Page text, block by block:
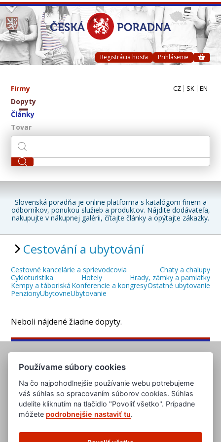
Registrácia hosťa Prihlásenie
Firmy
Dopyty
Články
Tovar
CZ SK EN
Slovenská poradňa je online platforma s katalógom firiem a
odborníkov, ponukou služieb a produktov. Nájdite dodávateľa,
nakupujte v nákupnej galérii, čítajte články a opýtajte zákazky.
Cestování a ubytování
Cestovné kancelárie a sprievodcovia
Chaty a chalupy
Cykloturistika
Hotely
Hrady, zámky a pamiatky
Kempy a táboriská Konferencie a kongresyOstatné ubytovanie
PenzionyUbytovneUbytovanie
Neboli nájdené žiadne dopyty.
www.evropska-databanka.cz
www.edb.eu
Používame súbory cookies
Na čo najpohodlnejšie používanie webu potrebujeme
váš súhlas so spracovaním súborov cookies. Súhlas
udelíte kliknutím na tlačidlo "Povoliť všetko". Prípadne
môžete podrobnejšie nastaviť tu.